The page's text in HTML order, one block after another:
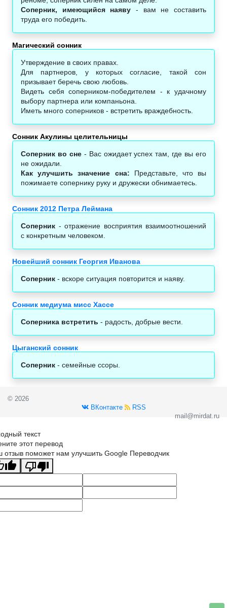
Соперник, имеющийся наяву - вам не составить
труда его победить.
Магический сонник‎
Утверждение в своих правах.
Для партнеров, у которых согласие, такой сон
призывает беречь свою любовь.
Видеть себя соперником-победителем - к удачному
выбору партнера или компаньона.
Иметь много соперников - встретить враждебность.
Сонник Акулины целительницы
Соперник во сне- Вас ожидает успех там, где вы его
не ожидали.
Как улучшить значение сна: Представьте, что вы
пожимаете сопернику руку и дружески обнимаетесь.
Сонник 2012 Петра Леймана
Соперник - отражение восприятия взаимоотношений
с конкретным человеком.
Новейший сонник Георгия Иванова
Соперник - вскоре ситуация повторится и наяву.
Сонник медиума мисс Хассе
Соперника встретить - радость, добрые вести.
Цыганский сонник
Соперник - семейные ссоры.
© 2026
ВКонтакте
RSS
mail@mirdat.ru
текст
этот перевод
отзыв поможет нам улучшить Google Переводчик